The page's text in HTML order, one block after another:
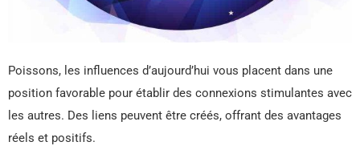
Poissons, les influences d’aujourd’hui vous placent dans une
position favorable pour établir des connexions stimulantes avec
les autres. Des liens peuvent être créés, offrant des avantages
réels et positifs.